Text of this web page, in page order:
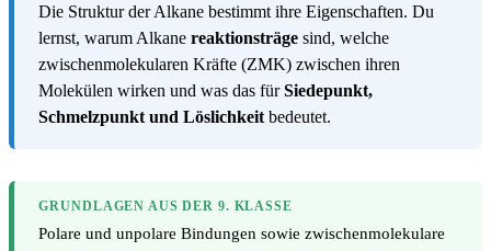
Die Struktur der Alkane bestimmt ihre Eigenschaften. Du
lernst, warum Alkanereaktionsträge sind, welche
zwischenmolekularen Kräfte (ZMK) zwischen ihren
Molekülen wirken und was das fürSiedepunkt,
Schmelzpunkt und Löslichkeit bedeutet.
GRUNDLAGEN AUS DER 9. KLASSE
Polare und unpolare Bindungen sowie zwischenmolekulare